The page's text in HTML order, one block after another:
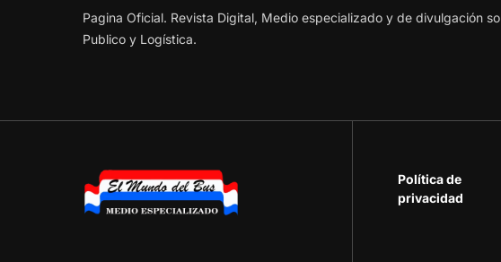
Pagina Oficial. Revista Digital, Medio especializado y de divulgación
Publico y Logística.
Política de
privacidad